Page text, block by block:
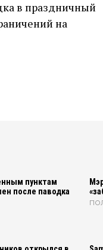
в праздничный
на
пунктам
после паводка